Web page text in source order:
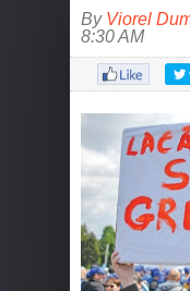
By Viorel
8:30 AM